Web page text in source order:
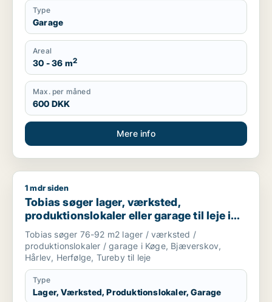
Type
Garage
Areal
30 - 36 m2
Max. per måned
600 DKK
Mere info
Tobias søger lager, værksted, produktionslokaler eller
1 mdr siden
Tobias søger lager, værksted,
produktionslokaler eller garage til leje i
Køge, Bjæverskov eller Hårlev m.fl.
Tobias søger 76-92 m2 lager / værksted /
produktionslokaler / garage i Køge, Bjæverskov,
Hårlev, Herfølge, Tureby til leje
Type
Lager, Værksted, Produktionslokaler, Garage